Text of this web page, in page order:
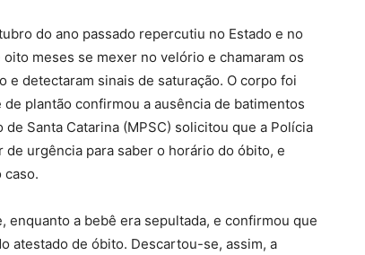
do ano passado repercutiu no Estado e no
meses se mexer no velório e chamaram os
detectaram sinais de saturação. O corpo foi
plantão confirmou a ausência de batimentos
Santa Catarina (MPSC) solicitou que a Polícia
urgência para saber o horário do óbito, e
caso.
a bebê era sepultada, e confirmou que
atestado de óbito. Descartou-se, assim, a